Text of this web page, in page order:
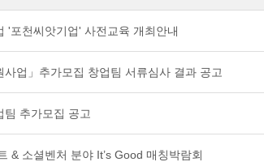
'포천씨앗기업' 사전교육 개최안내
사업」추가모집 창업팀 서류심사 결과 공고
추가모집 공고
& 소셜벤처 분야 It’s Good 매칭박람회